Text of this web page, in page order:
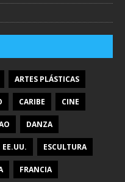
ARTES PLÁSTICAS
CARIBE CINE
DANZA
EE.UU. ESCULTURA
FRANCIA